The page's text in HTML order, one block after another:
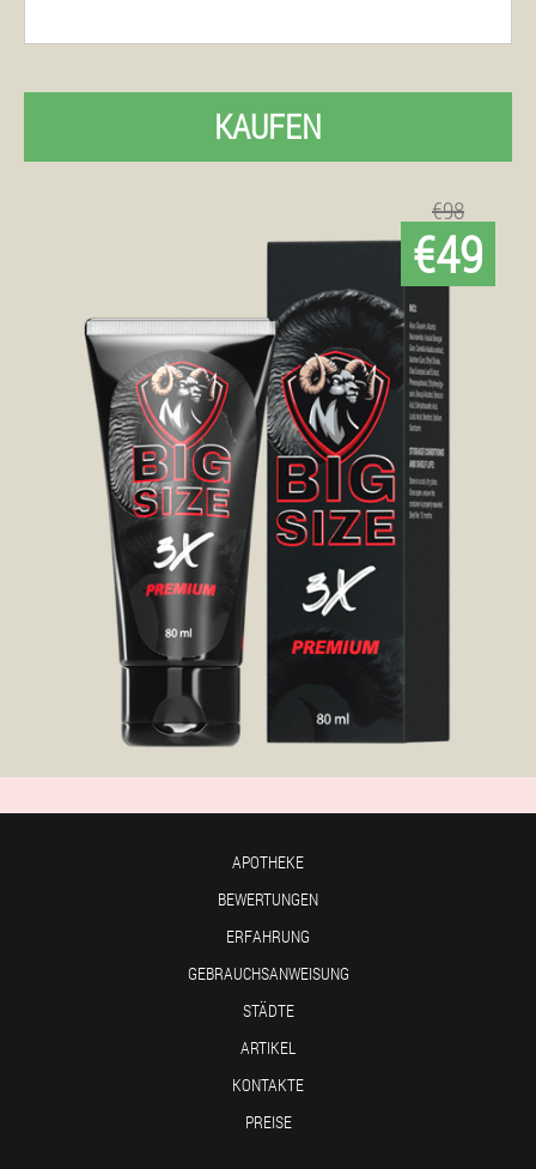
KAUFEN
€98
€49
APOTHEKE
BEWERTUNGEN
ERFAHRUNG
GEBRAUCHSANWEISUNG
STÄDTE
ARTIKEL
KONTAKTE
PREISE